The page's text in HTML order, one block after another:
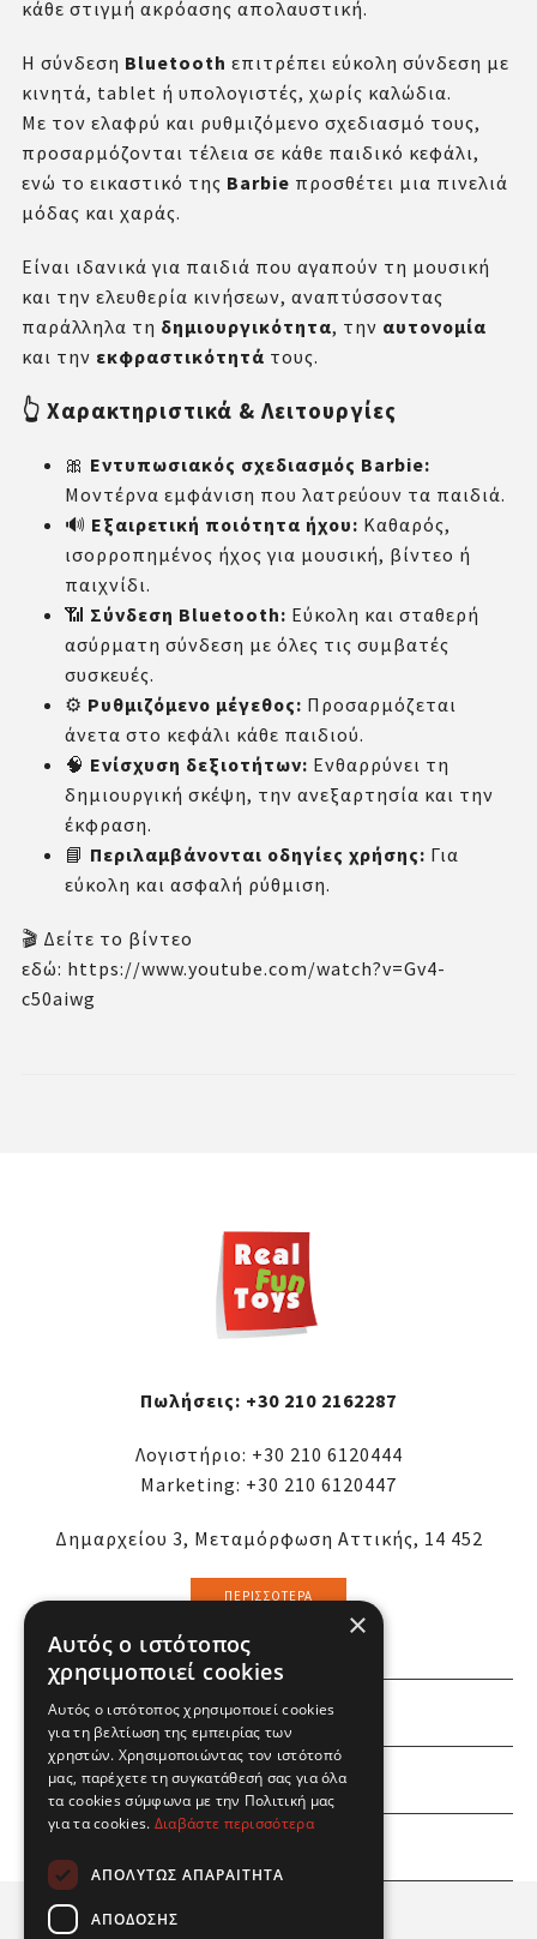
κάθε στιγμή ακρόασης απολαυστική.
Η σύνδεση Bluetooth επιτρέπει εύκολη σύνδεση με
κινητά, tablet ή υπολογιστές, χωρίς καλώδια.
Με τον ελαφρύ και ρυθμιζόμενο σχεδιασμό τους,
προσαρμόζονται τέλεια σε κάθε παιδικό κεφάλι,
ενώ το εικαστικό της Barbie προσθέτει μια πινελιά
μόδας και χαράς.
Είναι ιδανικά για παιδιά που αγαπούν τη μουσική
και την ελευθερία κινήσεων, αναπτύσσοντας
παράλληλα τη δημιουργικότητα, την αυτονομία
και την εκφραστικότητά τους.
👆 Χαρακτηριστικά & Λειτουργίες
🎀 Εντυπωσιακός σχεδιασμός Barbie:
Μοντέρνα εμφάνιση που λατρεύουν τα παιδιά.
🔊 Εξαιρετική ποιότητα ήχου: Καθαρός,
ισορροπημένος ήχος για μουσική, βίντεο ή
παιχνίδι.
📶 Σύνδεση Bluetooth: Εύκολη και σταθερή
ασύρματη σύνδεση με όλες τις συμβατές
συσκευές.
⚙️ Ρυθμιζόμενο μέγεθος: Προσαρμόζεται
άνετα στο κεφάλι κάθε παιδιού.
🧠 Ενίσχυση δεξιοτήτων: Ενθαρρύνει τη
δημιουργική σκέψη, την ανεξαρτησία και την
έκφραση.
📘 Περιλαμβάνονται οδηγίες χρήσης: Για
εύκολη και ασφαλή ρύθμιση.
🎬 Δείτε το βίντεο
εδώ: https://www.youtube.com/watch?v=Gv4-
c50aiwg
Πωλήσεις: +30 210 2162287
Λογιστήριο: +30 210 6120444
Marketing: +30 210 6120447
Δημαρχείου 3, Μεταμόρφωση Αττικής, 14 452
ΠΕΡΙΣΣΌΤΕΡΑ
ΕΜΕΙΣ
ΕΣΕΙΣ
×
Αυτός ο ιστότοπος
χρησιμοποιεί cookies
Αυτός ο ιστότοπος χρησιμοποιεί cookies
για τη βελτίωση της εμπειρίας των
χρηστών. Χρησιμοποιώντας τον ιστότοπό
μας, παρέχετε τη συγκατάθεσή σας για όλα
τα cookies σύμφωνα με την Πολιτική μας
για τα cookies. Διαβάστε περισσότερα
ΑΠΟΛΎΤΩΣ ΑΠΑΡΑΊΤΗΤΑ
ΑΠΌΔΟΣΗΣ